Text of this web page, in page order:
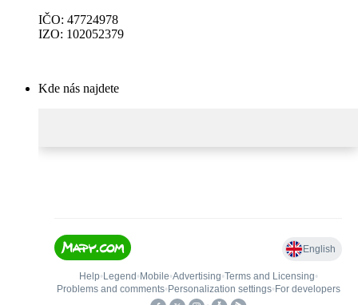
IČO: 47724978
IZO: 102052379
Kde nás najdete